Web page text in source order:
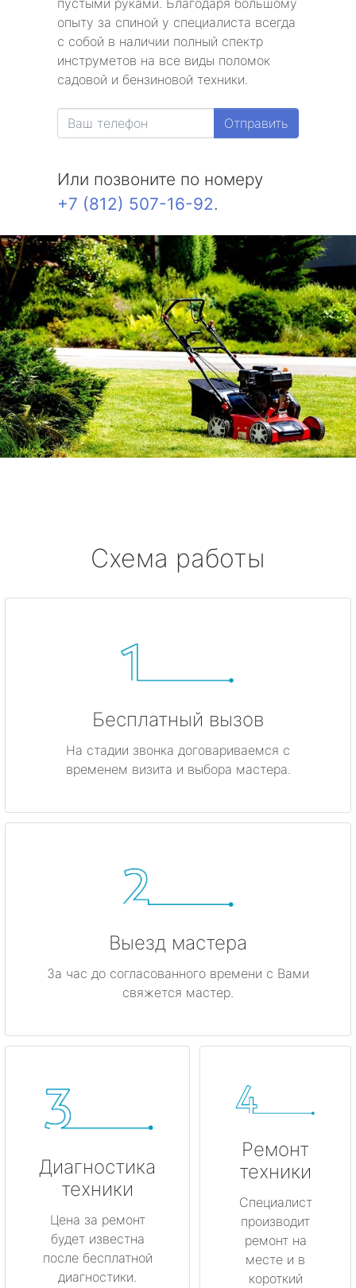
пустыми руками. Благодаря большому
опыту за спиной у специалиста всегда
с собой в наличии полный спектр
инструметов на все виды поломок
садовой и бензиновой техники.
Отправить
Или позвоните по номеру
+7 (812) 507-16-92.
Схема работы
Бесплатный вызов
На стадии звонка договариваемся с
временем визита и выбора мастера.
Выезд мастера
За час до согласованного времени с Вами
свяжется мастер.
Диагностика
техники
Цена за ремонт
будет известна
после бесплатной
диагностики.
Ремонт
техники
Специалист
производит
ремонт на
месте и в
короткий